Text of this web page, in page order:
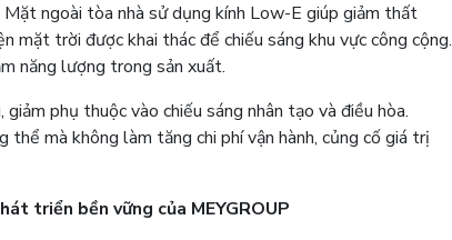
ngoài tòa nhà sử dụng kính Low-E giúp giảm thất
trời được khai thác để chiếu sáng khu vực công cộng.
năng lượng trong sản xuất.
phụ thuộc vào chiếu sáng nhân tạo và điều hòa.
mà không làm tăng chi phí vận hành, củng cố giá trị
triển bền vững của MEYGROUP